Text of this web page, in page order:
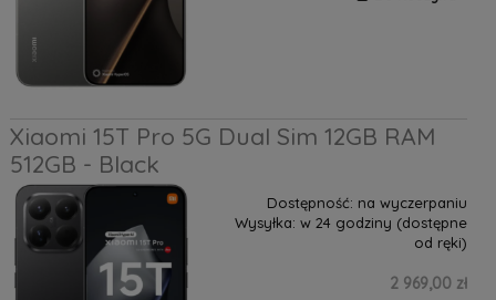
Xiaomi 15T Pro 5G Dual Sim 12GB RAM
512GB - Black
Dostępność: na wyczerpaniu
Wysyłka: w 24 godziny (dostępne
od ręki)
2 969,00 zł